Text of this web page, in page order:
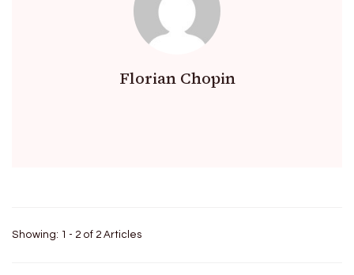
Florian Chopin
Showing: 1 - 2 of 2 Articles